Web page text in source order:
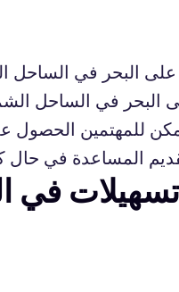
البحر في الساحل
في الساحل
للمهتمين
المساعدة في
في